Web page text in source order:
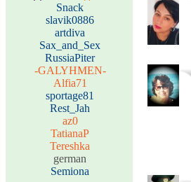
Snack
slavik0886
artdiva
Sax_and_Sex
RussiaPiter
-GALYHMEN-
Alfia71
sportage81
Rest_Jah
az0
TatianaP
Tereshka
german
Semiona